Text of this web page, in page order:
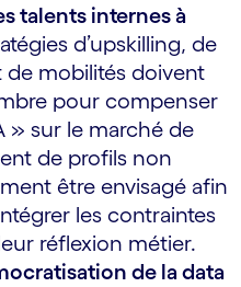
talents internes à
d’upskilling, de
mobilités doivent
pour compenser
» sur le marché de
de profils non
être envisagé afin
les contraintes
réflexion métier.
de la data